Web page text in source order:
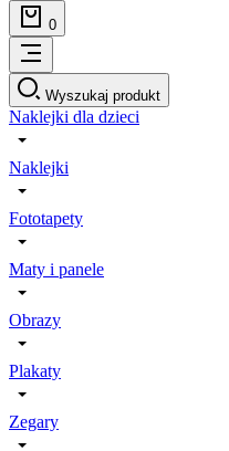
0
Wyszukaj produkt
Naklejki dla dzieci
Naklejki
Fototapety
Maty i panele
Obrazy
Plakaty
Zegary